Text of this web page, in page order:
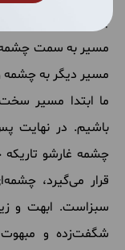
بروید. در این کوه‌
مسیر به سمت چشمه
مسیر دیگر به چشمه
ما ابتدا مسیر
باشیم. در نهایت
چشمه غارشو
قرار می‌گیرد،
سبزاست. ابهت و
شگفت‌زده و